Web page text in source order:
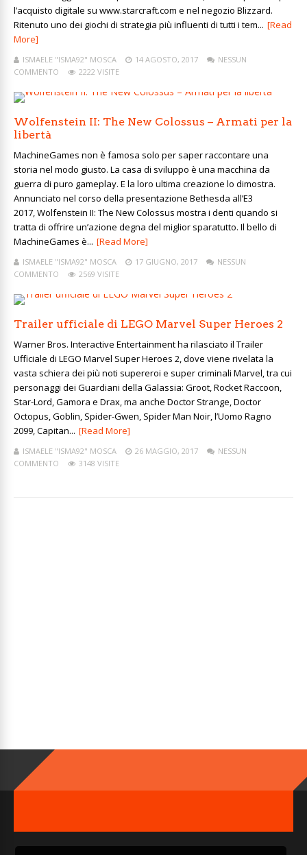
l’acquisto digitale su www.starcraft.com e nel negozio Blizzard.
Ritenuto uno dei giochi di strategia più influenti di tutti i tem... [Read
More]
ISMAELE "ISMA92" MOSCA 14 AGOSTO, 2017
NESSUN
COMMENTO
2222 VISITE
Wolfenstein II: The New Colossus – Armati per la
libertà
MachineGames non è famosa solo per saper raccontare una
storia nel modo giusto. La casa di sviluppo è una macchina da
guerra di puro gameplay. E la loro ultima creazione lo dimostra.
Annunciato nel corso della presentazione Bethesda all’E3
2017, Wolfenstein II: The New Colossus mostra i denti quando si
tratta di offrire un’azione degna del miglior sparatutto. Il bello di
MachineGames è... [Read More]
ISMAELE "ISMA92" MOSCA 17 GIUGNO, 2017
NESSUN
COMMENTO
2569 VISITE
Trailer ufficiale di LEGO Marvel Super Heroes 2
Warner Bros. Interactive Entertainment ha rilasciato il Trailer
Ufficiale di LEGO Marvel Super Heroes 2, dove viene rivelata la
vasta schiera dei più noti supereroi e super criminali Marvel, tra cui
personaggi dei Guardiani della Galassia: Groot, Rocket Raccoon,
Star-Lord, Gamora e Drax, ma anche Doctor Strange, Doctor
Octopus, Goblin, Spider-Gwen, Spider Man Noir, l’Uomo Ragno
2099, Capitan... [Read More]
ISMAELE "ISMA92" MOSCA 26 MAGGIO, 2017
NESSUN
COMMENTO
3148 VISITE